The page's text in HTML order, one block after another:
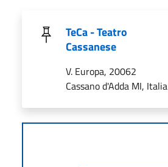
TeCa - Teatro
Cassanese
V. Europa, 20062
Cassano d'Adda MI, Italia